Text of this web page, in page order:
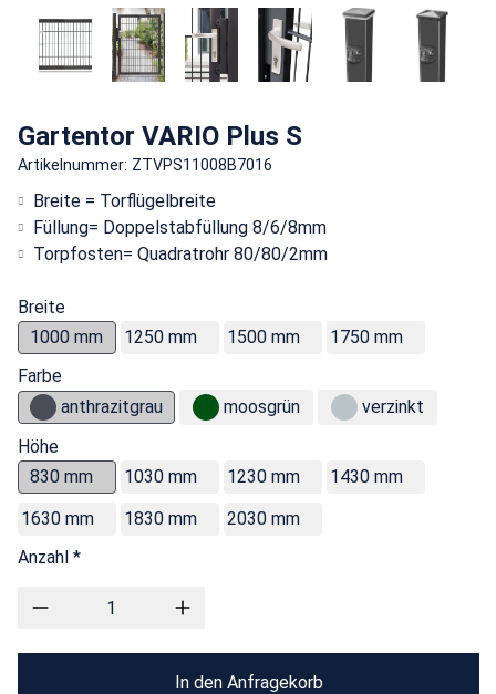
Gartentor VARIO Plus S
Artikelnummer: ZTVPS11008B7016
Breite = Torflügelbreite
Füllung= Doppelstabfüllung 8/6/8mm
Torpfosten= Quadratrohr 80/80/2mm
Breite
1000 mm
1250 mm 1500 mm
1750 mm
Farbe
anthrazitgrau
moosgrün
verzinkt
Höhe
830 mm
1030 mm 1230 mm
1430 mm
1630 mm
1830 mm
2030 mm
Anzahl *
In den Anfragekorb